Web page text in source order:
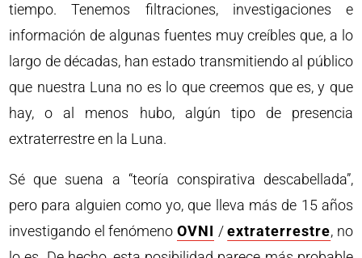
tiempo. Tenemos filtraciones, investigaciones e
información de algunas fuentes muy creíbles que, a lo
largo de décadas, han estado transmitiendo al público
que nuestra Luna no es lo que creemos que es, y que
hay, o al menos hubo, algún tipo de presencia
extraterrestre en la Luna.
Sé que suena a “teoría conspirativa descabellada”,
pero para alguien como yo, que lleva más de 15 años
investigando el fenómeno OVNI /extraterrestre, no